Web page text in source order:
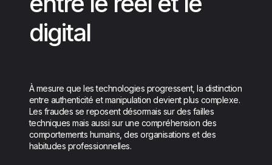
digital
À mesure que les technologies progressent, la distinction
entre authenticité et manipulation devient plus complexe.
Les fraudes se reposent désormais sur des failles
techniques mais aussi sur une compréhension des
comportements humains, des organisations et des
habitudes professionnelles.